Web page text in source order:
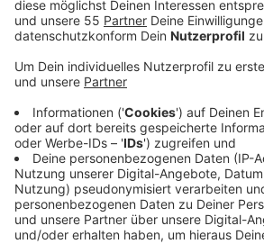
Veröffentlicht:Dienstag, 27.10.2020
Anzeige
Der 49-jährige Sohn der getöteten
nach Angaben der Ermittler
nach Kroatien abgesetzt und war
Unterdessen liefen die Ermittlungen
Tatverdacht gegen den Sohn
Polizei und Staatsanwaltschaft mit.